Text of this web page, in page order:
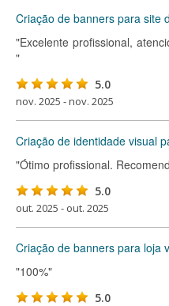
Criação de banners para site
"Excelente profissional,
"
5.0
nov. 2025 - nov. 2025
Criação de identidade visual
"Ótimo profissional.
5.0
out. 2025 - out. 2025
Criação de banners para loja
"100%"
5.0